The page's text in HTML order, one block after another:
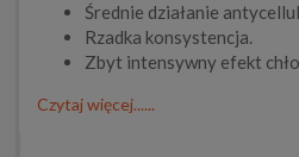
Średnie działanie
Rzadka konsystencja.
Zbyt intensywny efekt
Czytaj więcej......